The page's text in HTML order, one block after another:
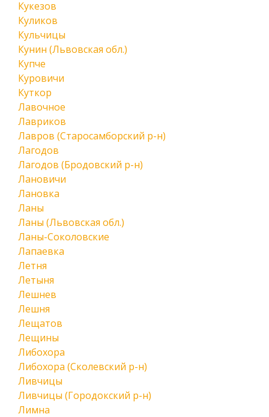
Кукезов
Куликов
Кульчицы
Кунин (Львовская обл.)
Купче
Куровичи
Куткор
Лавочное
Лавриков
Лавров (Старосамборский р-н)
Лагодов
Лагодов (Бродовский р-н)
Лановичи
Лановка
Ланы
Ланы (Львовская обл.)
Ланы-Соколовские
Лапаевка
Летня
Летыня
Лешнев
Лешня
Лещатов
Лещины
Либохора
Либохора (Сколевский р-н)
Ливчицы
Ливчицы (Городокский р-н)
Лимна